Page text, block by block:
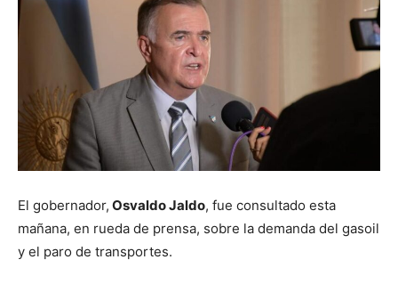
El gobernador, Osvaldo Jaldo, fue consultado esta
mañana, en rueda de prensa, sobre la demanda del gasoil
y el paro de transportes.